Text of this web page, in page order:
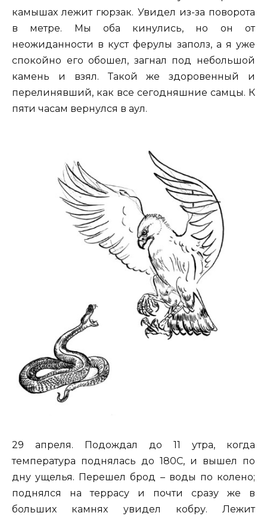
камышах лежит гюрзак. Увидел из-за поворота
в метре. Мы оба кинулись, но он от
неожиданности в куст ферулы заполз, а я уже
спокойно его обошел, загнал под небольшой
камень и взял. Такой же здоровенный и
перелинявший, как все сегодняшние самцы. К
пяти часам вернулся в аул.
29 апреля. Подождал до 11 утра, когда
температура поднялась до 180С, и вышел по
дну ущелья. Перешел брод – воды по колено;
поднялся на террасу и почти сразу же в
больших камнях увидел кобру. Лежит